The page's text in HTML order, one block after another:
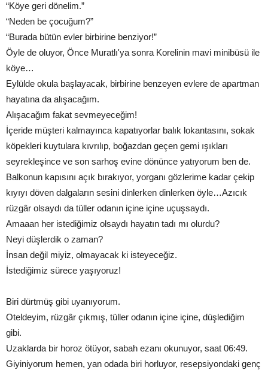
“Köye geri dönelim.”
“Neden be çocuğum?”
“Burada bütün evler birbirine benziyor!”
Öyle de oluyor, Önce Muratlı'ya sonra Korelinin mavi minibüsü ile
köye…
Eylülde okula başlayacak, birbirine benzeyen evlere de apartman
hayatına da alışacağım.
Alışacağım fakat sevmeyeceğim!
İçeride müşteri kalmayınca kapatıyorlar balık lokantasını, sokak
köpekleri kuytulara kıvrılıp, boğazdan geçen gemi ışıkları
seyrekleşince ve son sarhoş evine dönünce yatıyorum ben de.
Balkonun kapısını açık bırakıyor, yorganı gözlerime kadar çekip
kıyıyı döven dalgaların sesini dinlerken dinlerken öyle…Azıcık
rüzgâr olsaydı da tüller odanın içine içine uçuşsaydı.
Amaaan her istediğimiz olsaydı hayatın tadı mı olurdu?
Neyi düşlerdik o zaman?
İnsan değil miyiz, olmayacak ki isteyeceğiz.
İstediğimiz sürece yaşıyoruz!
Biri dürtmüş gibi uyanıyorum.
Oteldeyim, rüzgâr çıkmış, tüller odanın içine içine, düşlediğim
gibi.
Uzaklarda bir horoz ötüyor, sabah ezanı okunuyor, saat 06:49.
Giyiniyorum hemen, yan odada biri horluyor, resepsiyondaki genç